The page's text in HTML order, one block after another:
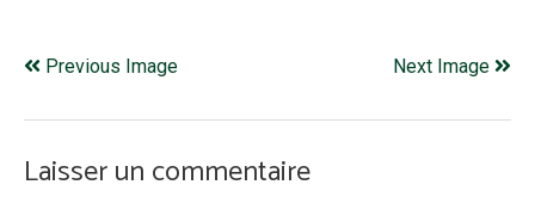
Previous Image Next Image
Laisser un commentaire